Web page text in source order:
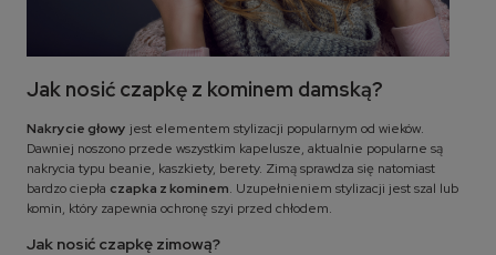
Jak nosić czapkę z kominem damską?
Nakrycie głowy jest elementem stylizacji popularnym od wieków.
Dawniej noszono przede wszystkim kapelusze, aktualnie popularne są
nakrycia typu beanie, kaszkiety, berety. Zimą sprawdza się natomiast
bardzo ciepła czapka z kominem. Uzupełnieniem stylizacji jest szal lub
komin, który zapewnia ochronę szyi przed chłodem.
Jak nosić czapkę zimową?